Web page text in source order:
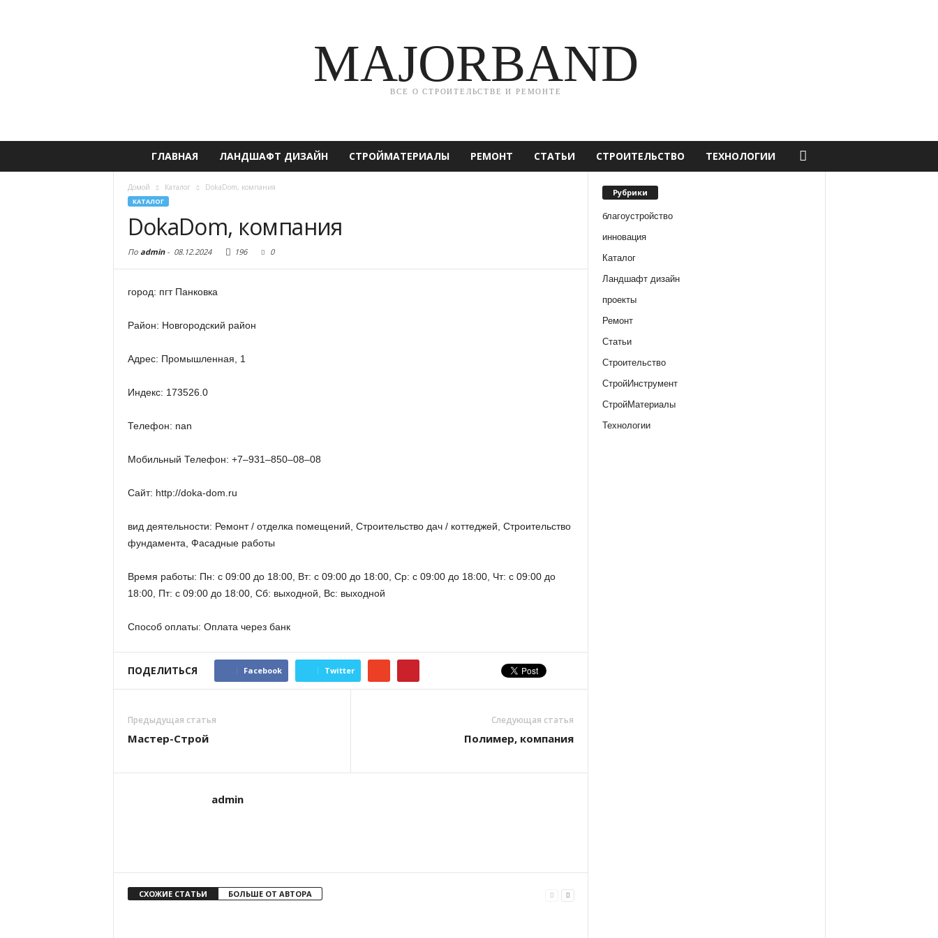
MAJORBAND
ВСЕ О СТРОИТЕЛЬСТВЕ И РЕМОНТЕ
ГЛАВНАЯ ЛАНДШАФТ ДИЗАЙН СТРОЙМАТЕРИАЛЫ РЕМОНТ СТАТЬИ СТРОИТЕЛЬСТВО ТЕХНОЛОГИИ
Домой Каталог DokaDom, компания
КАТАЛОГ
DokaDom, компания
По admin- 08.12.2024 196 0
город: пгт Панковка
Район: Новгородский район
Адрес: Промышленная, 1
Индекс: 173526.0
Телефон: nan
Мобильный Телефон: +7‒931‒850‒08‒08
Сайт: http://doka-dom.ru
вид деятельности: Ремонт / отделка помещений, Строительство дач / коттеджей, Строительство
фундамента, Фасадные работы
Время работы: Пн: с 09:00 до 18:00, Вт: с 09:00 до 18:00, Ср: с 09:00 до 18:00, Чт: с 09:00 до
18:00, Пт: с 09:00 до 18:00, Сб: выходной, Вс: выходной
Способ оплаты: Оплата через банк
ПОДЕЛИТЬСЯ Facebook Twitter
Предыдущая статья
Мастер-Строй
Следующая статья
Полимер, компания
admin
СХОЖИЕ СТАТЬИ БОЛЬШЕ ОТ АВТОРА
Рубрики
благоустройство
инновация
Каталог
Ландшафт дизайн
проекты
Ремонт
Статьи
Строительство
СтройИнструмент
СтройМатериалы
Технологии